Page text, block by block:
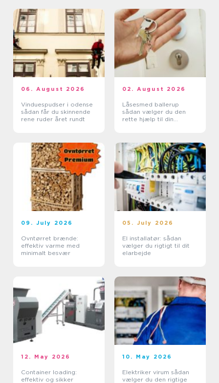
06. August 2026
Vinduespudser i odense
sådan får du skinnende
rene ruder året rundt
02. August 2026
Låsesmed ballerup
sådan vælger du den
rette hjælp til din
09. July 2026
Ovntørret brænde:
effektiv varme med
minimalt besvær
05. July 2026
El installatør: sådan
vælger du rigtigt til dit
elarbejde
12. May 2026
Container loading:
effektiv og sikker
10. May 2026
Elektriker virum sådan
vælger du den rigtige